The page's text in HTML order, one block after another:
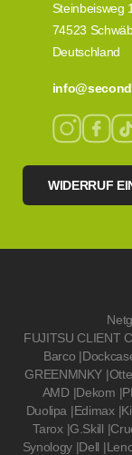
Steinbeisweg 1
74523
Deutschland
WIDERRUF
FUJITSU CLIENT
Barco |
GREENMNKY |
AMD |Dekom |
Duolipa |Edimax |
Tarox |G.Skill |
Synology |Dell |